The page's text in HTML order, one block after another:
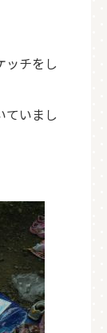
ッチをし
ていまし